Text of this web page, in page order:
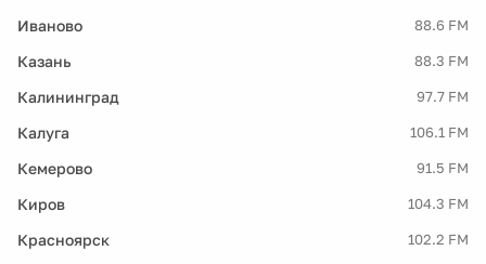
Иваново 88.6 FM
Казань 88.3 FM
Калининград 97.7 FM
Калуга 106.1 FM
Кемерово 91.5 FM
Киров 104.3 FM
Красноярск 102.2 FM